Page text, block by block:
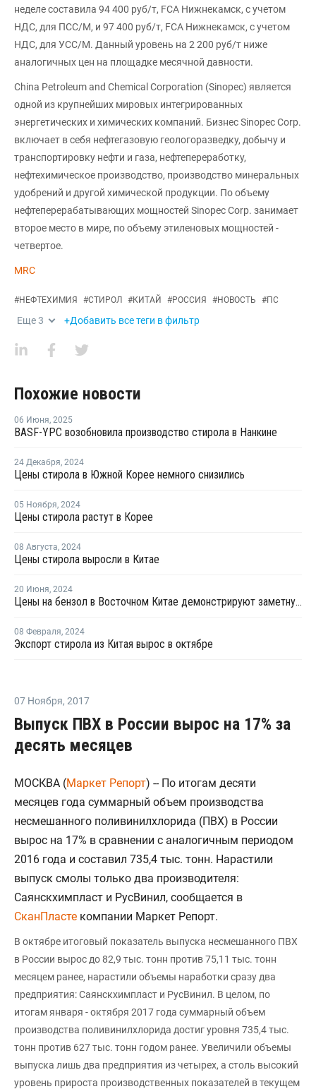
неделе составила 94 400 руб/т, FCA Нижнекамск, с учетом
НДС, для ПСС/М, и 97 400 руб/т, FCA Нижнекамск, с учетом
НДС, для УСС/М. Данный уровень на 2 200 руб/т ниже
аналогичных цен на площадке месячной давности.
China Petroleum and Chemical Corporation (Sinopec) является
одной из крупнейших мировых интегрированных
энергетических и химических компаний. Бизнес Sinopec Corp.
включает в себя нефтегазовую геологоразведку, добычу и
транспортировку нефти и газа, нефтепереработку,
нефтехимическое производство, производство минеральных
удобрений и другой химической продукции. По объему
нефтеперерабатывающих мощностей Sinopec Corp. занимает
второе место в мире, по объему этиленовых мощностей -
четвертое.
MRC
#НЕФТЕХИМИЯ #СТИРОЛ #КИТАЙ #РОССИЯ #НОВОСТЬ #ПС
Еще3 +Добавить все теги в фильтр
Похожие новости
06 Июня, 2025
BASF-YPC возобновила производство стирола в Нанкине
24 Декабря, 2024
Цены стирола в Южной Корее немного снизились
05 Ноября, 2024
Цены стирола растут в Корее
08 Августа, 2024
Цены стирола выросли в Китае
20 Июня, 2024
Цены на бензол в Восточном Китае демонстрируют заметную тенденцию к росту
08 Февраля, 2024
Экспорт стирола из Китая вырос в октябре
07 Ноября, 2017
Выпуск ПВХ в России вырос на 17% за
десять месяцев
МОСКВА (Маркет Репорт) -- По итогам десяти
месяцев года суммарный объем производства
несмешанного поливинилхлорида (ПВХ) в России
вырос на 17% в сравнении с аналогичным периодом
2016 года и составил 735,4 тыс. тонн. Нарастили
выпуск смолы только два производителя:
Саянскхимпласт и РусВинил, сообщается в
СканПласте компании Маркет Репорт.
В октябре итоговый показатель выпуска несмешанного ПВХ
в России вырос до 82,9 тыс. тонн против 75,11 тыс. тонн
месяцем ранее, нарастили объемы наработки сразу два
предприятия: Саянскхимпласт и РусВинил. В целом, по
итогам января - октября 2017 года суммарный объем
производства поливинилхлорида достиг уровня 735,4 тыс.
тонн против 627 тыс. тонн годом ранее. Увеличили объемы
выпуска лишь два предприятия из четырех, а столь высокий
уровень прироста производственных показателей в текущем